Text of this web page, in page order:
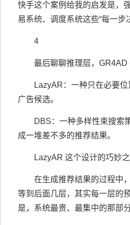
快手这个案例给我的启发是，
易系统、调度系统这些“每一
4
最后聊聊推理层，
LazyAR：一种只在必要
广告候选。
DBS：一种多样性束搜索
成一堆差不多的推荐结果。
LazyAR 这个设计的巧妙
在生成推荐结果的过程中
等到后面几层，其实每一层的
是，系统最贵、最集中的那部